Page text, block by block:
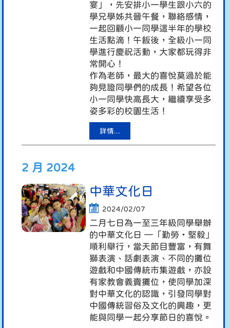
宴」，先安排小一學生跟小六的
學兄學姊共晉午餐，聯絡感情，
一起回顧小一同學這半年的學校
生活點滴！午飯後，全級小一同
學進行慶祝活動，大家都玩得非
常開心！
作為老師，最大的喜悅莫過於能
夠見證同學們的成長！希望各位
小一同學快高長大，繼續享受多
姿多彩的校園生活！
詳情...
2 月 2024
中華文化日
2024/02/07
二月七日為一至三年級同學舉辦
的中華文化日 —「勤勞・堅毅」
順利舉行，當天節目豐富，有舞
獅表演、話劇表演、不同的攤位
遊戲和中國傳統市集遊戲，亦設
有家教會義賣攤位，使同學加深
對中華文化的認識，引發同學對
中國傳統習俗及文化的興趣，更
能與同學一起分享節日的喜悅。